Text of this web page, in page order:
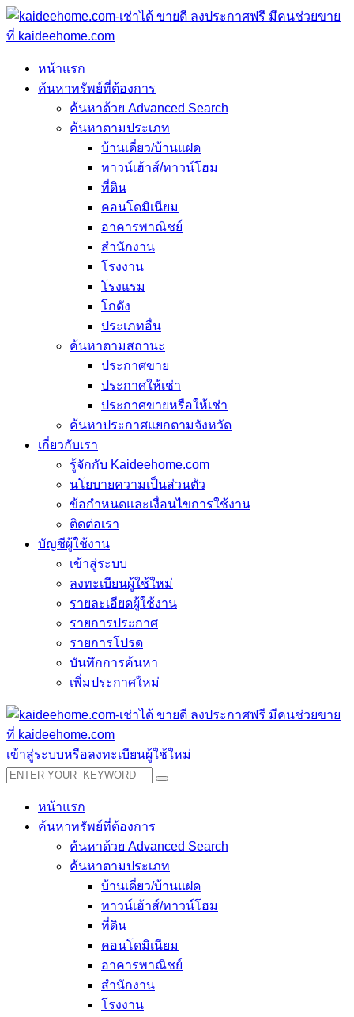
หน้าแรก
ค้นหาทรัพย์ที่ต้องการ
ค้นหาด้วย Advanced Search
ค้นหาตามประเภท
บ้านเดี่ยว/บ้านแฝด
ทาวน์เฮ้าส์/ทาวน์โฮม
ที่ดิน
คอนโดมิเนียม
อาคารพาณิชย์
สำนักงาน
โรงงาน
โรงแรม
โกดัง
ประเภทอื่น
ค้นหาตามสถานะ
ประกาศขาย
ประกาศให้เช่า
ประกาศขายหรือให้เช่า
ค้นหาประกาศแยกตามจังหวัด
เกี่ยวกับเรา
รู้จักกับ Kaideehome.com
นโยบายความเป็นส่วนตัว
ข้อกำหนดและเงื่อนไขการใช้งาน
ติดต่อเรา
บัญชีผู้ใช้งาน
เข้าสู่ระบบ
ลงทะเบียนผู้ใช้ใหม่
รายละเอียดผู้ใช้งาน
รายการประกาศ
รายการโปรด
บันทึกการค้นหา
เพิ่มประกาศใหม่
เข้าสู่ระบบหรือลงทะเบียนผู้ใช้ใหม่
หน้าแรก
ค้นหาทรัพย์ที่ต้องการ
ค้นหาด้วย Advanced Search
ค้นหาตามประเภท
บ้านเดี่ยว/บ้านแฝด
ทาวน์เฮ้าส์/ทาวน์โฮม
ที่ดิน
คอนโดมิเนียม
อาคารพาณิชย์
สำนักงาน
โรงงาน